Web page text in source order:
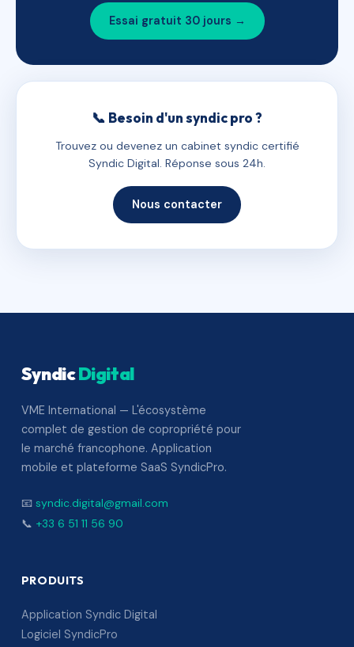
Essai gratuit 30 jours →
📞 Besoin d'un syndic pro ?
Trouvez ou devenez un cabinet syndic certifié
Syndic Digital. Réponse sous 24h.
Nous contacter
SyndicDigital
VME International — L'écosystème
complet de gestion de copropriété pour
le marché francophone. Application
mobile et plateforme SaaS SyndicPro.
📧 syndic.digital@gmail.com
📞 +33 6 51 11 56 90
PRODUITS
Application Syndic Digital
Logiciel SyndicPro